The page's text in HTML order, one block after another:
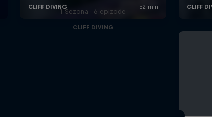
1 Sezona · 6 epizode
CLIFF DIVING